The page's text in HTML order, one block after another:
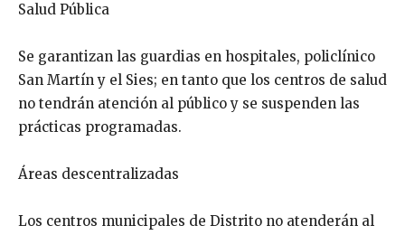
Salud Pública
Se garantizan las guardias en hospitales, policlínico
San Martín y el Sies; en tanto que los centros de salud
no tendrán atención al público y se suspenden las
prácticas programadas.
Áreas descentralizadas
Los centros municipales de Distrito no atenderán al